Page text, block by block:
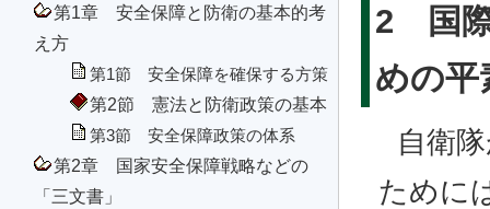
第1章 安全保障と防衛の基本的考
え方
第1節 安全保障を確保する方策
第2節 憲法と防衛政策の基本
第3節 安全保障政策の体系
第2章 国家安全保障戦略などの
「三文書」
2 国際
めの平
自衛
ために